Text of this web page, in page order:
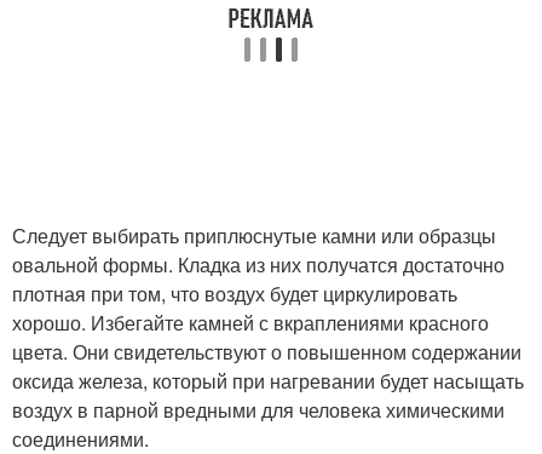
Следует выбирать приплюснутые камни или образцы
овальной формы. Кладка из них получатся достаточно
плотная при том, что воздух будет циркулировать
хорошо. Избегайте камней с вкраплениями красного
цвета. Они свидетельствуют о повышенном содержании
оксида железа, который при нагревании будет насыщать
воздух в парной вредными для человека химическими
соединениями.